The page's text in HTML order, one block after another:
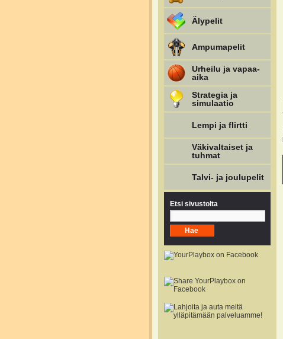
Älypelit
Ampumapelit
Urheilu ja vapaa-
aika
Strategia ja
simulaatio
Lempi ja flirtti
Väkivaltaiset ja
tuhmat
Talvi- ja joulupelit
Etsi sivustolta